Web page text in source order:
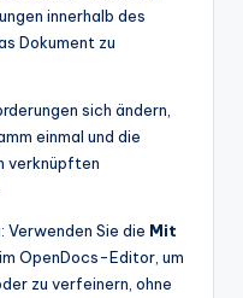
innerhalb des
Dokument zu
sich ändern,
einmal und die
verknüpften
: Verwenden Sie die Mit
OpenDocs-Editor, um
zu verfeinern, ohne